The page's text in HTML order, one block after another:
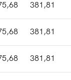
381,81
381,81
381,81